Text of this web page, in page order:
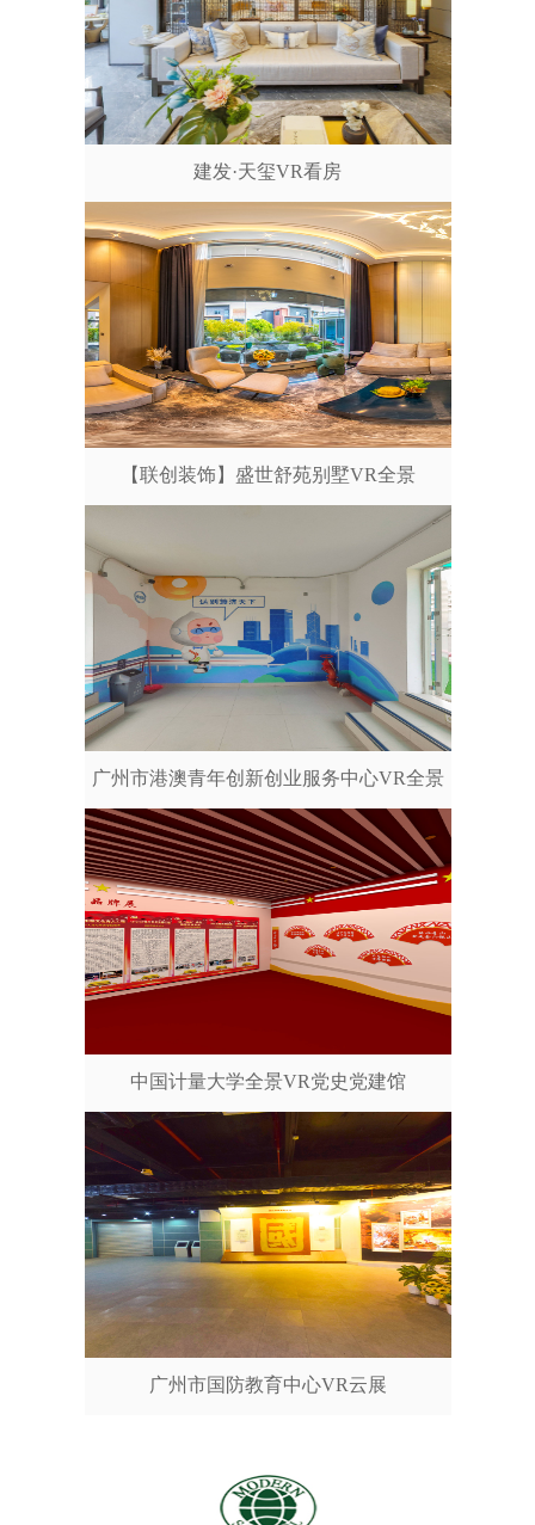
建发·天玺VR看房
【联创装饰】盛世舒苑别墅VR全景
广州市港澳青年创新创业服务中心VR全景
中国计量大学全景VR党史党建馆
广州市国防教育中心VR云展